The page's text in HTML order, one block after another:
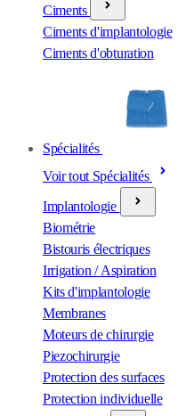
Ciments
Ciments d'implantologie
Ciments d'obturation
Spécialités
Voir tout Spécialités
Implantologie
Biométrie
Bistouris électriques
Irrigation / Aspiration
Kits d'implantologie
Membranes
Moteurs de chirurgie
Piezochirurgie
Protection des surfaces
Protection individuelle